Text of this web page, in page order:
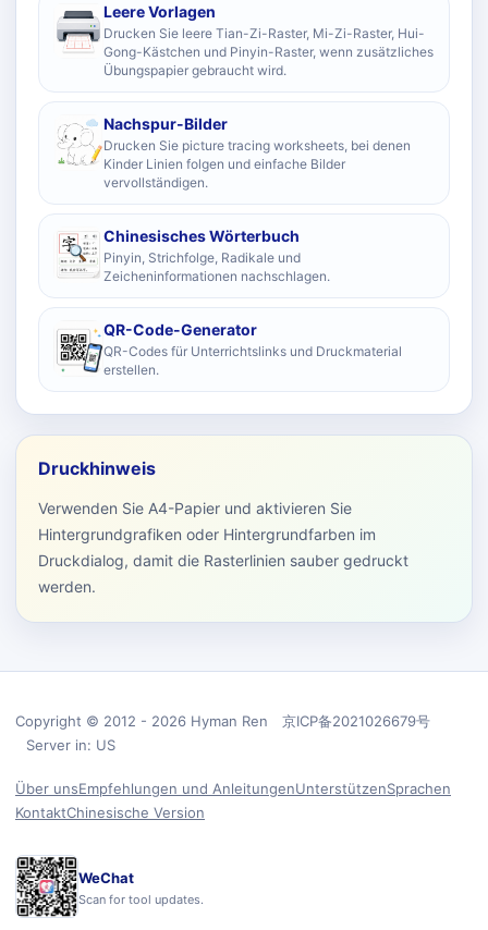
Leere Vorlagen
Drucken Sie leere Tian-Zi-Raster, Mi-Zi-Raster, Hui-
Gong-Kästchen und Pinyin-Raster, wenn zusätzliches
Übungspapier gebraucht wird.
Nachspur-Bilder
Drucken Sie picture tracing worksheets, bei denen
Kinder Linien folgen und einfache Bilder
vervollständigen.
Chinesisches Wörterbuch
Pinyin, Strichfolge, Radikale und
Zeicheninformationen nachschlagen.
QR-Code-Generator
QR-Codes für Unterrichtslinks und Druckmaterial
erstellen.
Druckhinweis
Verwenden Sie A4-Papier und aktivieren Sie
Hintergrundgrafiken oder Hintergrundfarben im
Druckdialog, damit die Rasterlinien sauber gedruckt
werden.
Copyright © 2012 - 2026 Hyman Ren 京ICP备2021026679号
Server in: US
Über unsEmpfehlungen und AnleitungenUnterstützenSprachen
KontaktChinesische Version
WeChat
Scan for tool updates.